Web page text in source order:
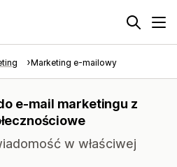
Marketing e-mailowy
e-mail marketingu z
w właściwej